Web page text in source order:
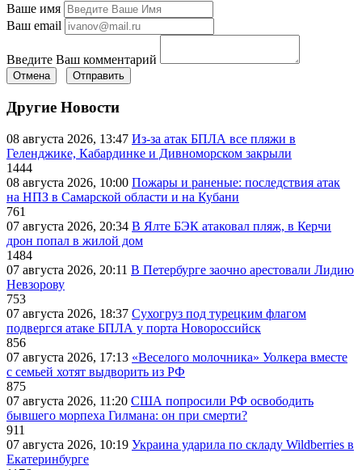
Ваше имя
Ваш email
Введите Ваш комментарий
Отмена Отправить
Другие Новости
08 августа 2026, 13:47 Из-за атак БПЛА все пляжи в
Геленджике, Кабардинке и Дивноморском закрыли
1444
08 августа 2026, 10:00 Пожары и раненые: последствия атак
на НПЗ в Самарской области и на Кубани
761
07 августа 2026, 20:34 В Ялте БЭК атаковал пляж, в Керчи
дрон попал в жилой дом
1484
07 августа 2026, 20:11 В Петербурге заочно арестовали Лидию
Невзорову
753
07 августа 2026, 18:37 Сухогруз под турецким флагом
подвергся атаке БПЛА у порта Новороссийск
856
07 августа 2026, 17:13 «Веселого молочника» Уолкера вместе
с семьей хотят выдворить из РФ
875
07 августа 2026, 11:20 США попросили РФ освободить
бывшего морпеха Гилмана: он при смерти?
911
07 августа 2026, 10:19 Украина ударила по складу Wildberries в
Екатеринбурге